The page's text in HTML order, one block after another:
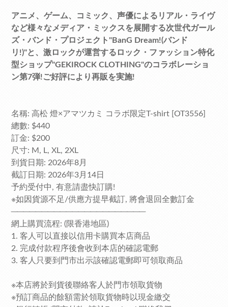
アニメ、ゲーム、コミック、声優によるリアル・ライヴ
など様々なメディア・ミックスを展開する次世代ガール
ズ・バンド・プロジェクト"BanG Dream!(バンド
リ!)"と、激ロックが運営するロック・ファッション特化
型ショップ"GEKIROCK CLOTHING"のコラボレーショ
ン第7弾!ご好評により再販を実施!
名稱: 高松 燈×アマツカミ コラボ限定T-shirt [OT3556]
總數: $440
訂金: $200
尺寸: M, L, XL, 2XL
到貨日期: 2026年8月
截訂日期: 2026年3月14日
予約受付中, 有意請盡快訂購!
※如因貨源不足/供應方提早截訂, 將會退回全數訂金
──────────────────────
網上購買流程: (限香港地區)
1. 客人可以直接以信用卡購買本店商品
2. 完成付款程序後會收到本店的確認電郵
3. 客人只要到門市出示該確認電郵即可領取商品
※本店將於到貨後聯絡客人於門市領取貨物
※預訂商品的餘額需於領取貨物時以現金繳交